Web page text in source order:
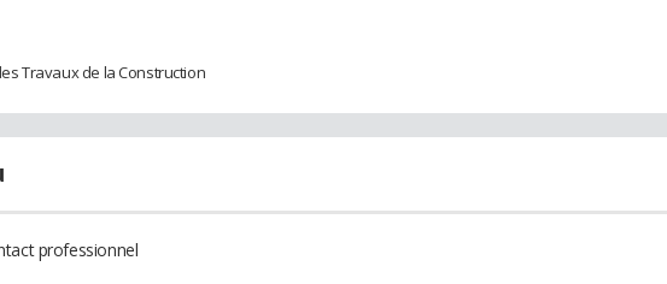
Travaux de la Construction
professionnel